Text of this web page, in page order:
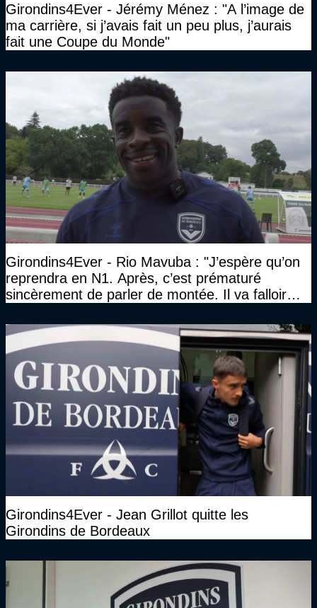
Girondins4Ever - Jérémy Ménez : "A l’image de
ma carrière, si j’avais fait un peu plus, j’aurais
fait une Coupe du Monde"
Girondins4Ever - Rio Mavuba : "J’espère qu’on
reprendra en N1. Après, c’est prématuré
sincèrement de parler de montée. Il va falloir
Girondins4Ever - Jean Grillot quitte les
Girondins de Bordeaux